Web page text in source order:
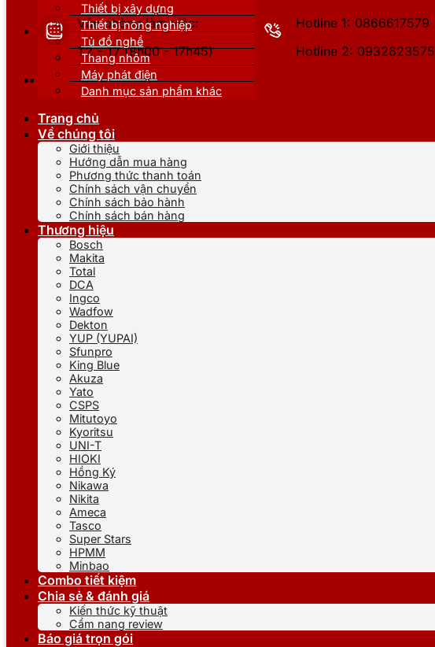
Văn phòng làm việc:
T2 - T7 (8h00 - 17h45)
Hotline 1: 0866617579
Hotline 2: 0932623575
Thiết bị xây dựng
Thiết bị nông nghiệp
Tủ đồ nghề
Thang nhôm
Máy phát điện
Danh mục sản phẩm khác
Trang chủ
Về chúng tôi
Giới thiệu
Hướng dẫn mua hàng
Phương thức thanh toán
Chính sách vận chuyển
Chính sách bảo hành
Chính sách bán hàng
Thương hiệu
Bosch
Makita
Total
DCA
Ingco
Wadfow
Dekton
YUP (YUPAI)
Sfunpro
King Blue
Akuza
Yato
CSPS
Mitutoyo
Kyoritsu
UNI-T
HIOKI
Hồng Ký
Nikawa
Nikita
Ameca
Tasco
Super Stars
HPMM
Minbao
Combo tiết kiệm
Chia sẻ & đánh giá
Kiến thức kỹ thuật
Cẩm nang review
Báo giá trọn gói